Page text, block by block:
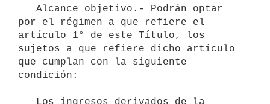
por el régimen a que refiere el
artículo 1° de este Título, los
sujetos a que refiere dicho artículo
que cumplan con la siguiente
condición: